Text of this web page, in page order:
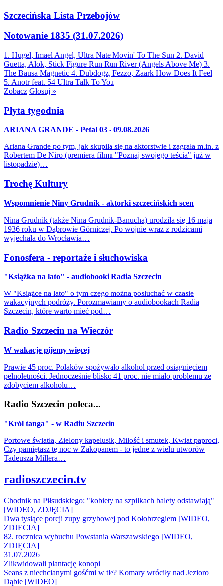
Szczecińska Lista Przebojów
Notowanie 1835 (31.07.2026)
1. Hugel, Imael Angel, Ultra Nate Movin' To The Sun 2. David
Guetta, Alok, Stick Figure Run Run River (Angels Above Me) 3.
The Bausa Magnetic 4. Dubdogz, Fezzo, Zaark How Does It Feel
5. Anotr feat. 54 Ultra Talk To You
Zobacz Głosuj »
Płyta tygodnia
ARIANA GRANDE - Petal 03 - 09.08.2026
Ariana Grande po tym, jak skupiła się na aktorstwie i zagrała m.in. z
Robertem De Niro (premiera filmu "Poznaj swojego teścia" już w
listopadzie)…
Trochę Kultury
Wspomnienie Niny Grudnik - aktorki szczecińskich scen
Nina Grudnik (także Nina Grudnik-Banucha) urodziła się 16 maja
1936 roku w Dąbrowie Górniczej. Po wojnie wraz z rodzicami
wyjechała do Wrocławia…
Fonosfera - reportaże i słuchowiska
"Książka na lato" - audiobooki Radia Szczecin
W "Książce na lato" o tym czego można posłuchać w czasie
wakacyjnych podróży. Porozmawiamy o audiobookach Radia
Szczecin, które warto mieć pod…
Radio Szczecin na Wieczór
W wakacje pijemy więcej
Prawie 45 proc. Polaków spożywało alkohol przed osiągnięciem
pełnoletności. Jednocześnie blisko 41 proc. nie miało problemu ze
zdobyciem alkoholu…
Radio Szczecin poleca...
"Król tanga" - w Radiu Szczecin
Portowe światła, Zielony kapelusik, Miłość i smutek, Kwiat paproci,
Czy pamiętasz tę noc w Zakopanem - to jedne z wielu utworów
Tadeusza Millera…
radioszczecin.tv
Chodnik na Piłsudskiego: "kobiety na szpilkach balety odstawiają"
[WIDEO, ZDJĘCIA]
Dwa tysiące porcji zupy grzybowej pod Kołobrzegiem [WIDEO,
ZDJECIA]
82. rocznica wybuchu Powstania Warszawskiego [WIDEO,
ZDJĘCIA]
31.07.2026
Zlikwidowali plantację konopi
Seans z niechcianymi gośćmi w tle? Komary wróciły nad Jezioro
Dąbie [WIDEO]